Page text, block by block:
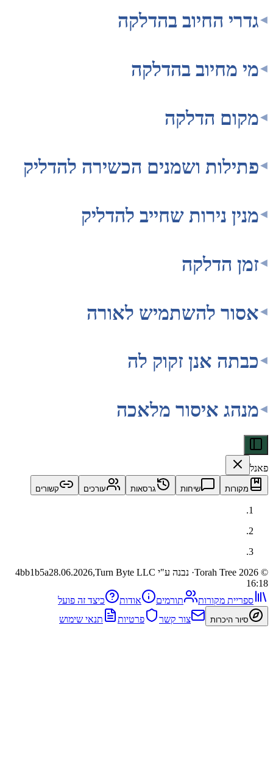
החיוב בהדלקה
בהדלקה
הדלקה
ושמנים הכשירה להדליק
נירות שחייב להדליק
הדלקה
להשתמיש לאורה
אנן זקוק לה
איסור מלאכה
שיחות גרסאות עורכים קשורים
· נבנה ע"י Turn Byte LLC 4bb1b5a28.06.2026,
מקורות תורמים אודות כיצד זה פועל
היכרות צור קשר פרטיות תנאי שימוש